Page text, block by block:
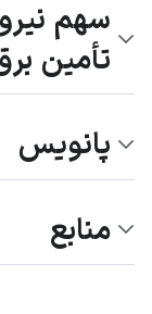
سهم
تأمین
پانویس
منابع